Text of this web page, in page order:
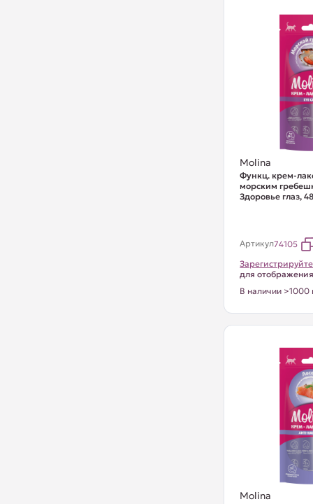
Molina
Функц. крем-
морским
Здоровье глаз,
Артикул74105
для
В наличии >1000
Molina